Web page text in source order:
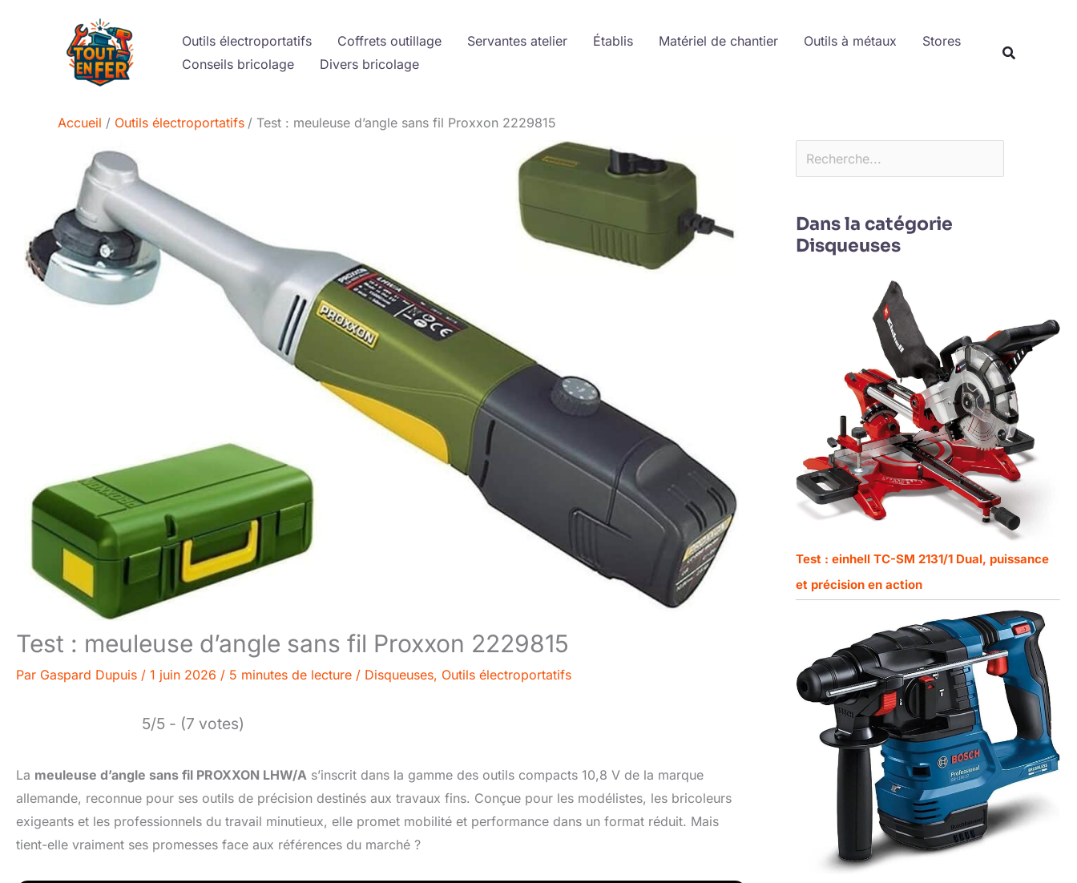
Outils électroportatifs Coffrets outillage Servantes atelier Établis Matériel de chantier Outils à métaux
Stores
Conseils bricolage
Divers bricolage
Accueil Outils électroportatifs Test : meuleuse d’angle sans fil Proxxon 2229815
Test : meuleuse d’angle sans fil Proxxon 2229815
Par Gaspard Dupuis / 1 juin 2026 / 5 minutes de lecture / Disqueuses, Outils électroportatifs
5/5 - (7 votes)
La meuleuse d’angle sans fil PROXXON LHW/A s’inscrit dans la gamme des outils compacts 10,8 V de la marque
allemande, reconnue pour ses outils de précision destinés aux travaux fins. Conçue pour les modélistes, les bricoleurs
exigeants et les professionnels du travail minutieux, elle promet mobilité et performance dans un format réduit. Mais
tient-elle vraiment ses promesses face aux références du marché ?
Dans la catégorie
Disqueuses
Test : einhell TC-SM 2131/1 Dual, puissance
et précision en action